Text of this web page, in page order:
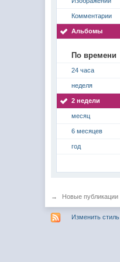
Комментарии
Альбомы
По времени
24 часа
неделя
2 недели
месяц
6 месяцев
год
→ Новые публикации
Изменить стиль